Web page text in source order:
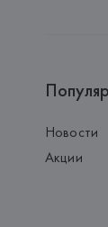
Новости
Акции